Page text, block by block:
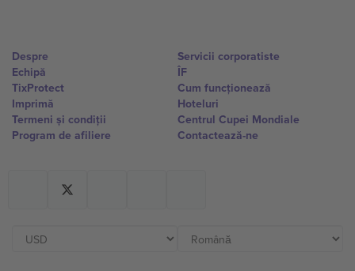
Despre
Echipă
TixProtect
Imprimă
Termeni și condiții
Program de afiliere
Servicii corporatiste
ÎF
Cum funcționează
Hoteluri
Centrul Cupei Mondiale
Contactează-ne